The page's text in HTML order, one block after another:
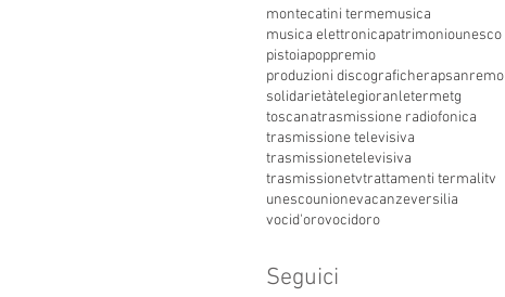
montecatini termemusica
musica elettronicapatrimoniounesco
pistoiapoppremio
produzioni discograficherapsanremo
solidarietàtelegioranletermetg
toscanatrasmissione radiofonica
trasmissione televisiva
trasmissionetelevisiva
trasmissionetvtrattamenti termalitv
unescounionevacanzeversilia
vocid'orovocidoro
Seguici